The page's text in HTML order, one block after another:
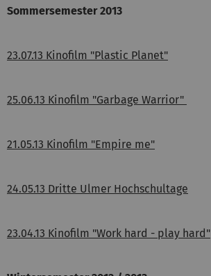
Sommersemester 2013
23.07.13 Kinofilm "Plastic Planet"
25.06.13 Kinofilm "Garbage Warrior"
21.05.13 Kinofilm "Empire me"
24.05.13 Dritte Ulmer Hochschultage
23.04.13 Kinofilm "Work hard - play hard"